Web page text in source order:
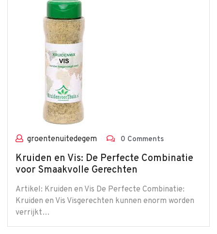
groentenuitedegem 0 Comments
Kruiden en Vis: De Perfecte Combinatie
voor Smaakvolle Gerechten
Artikel: Kruiden en Vis De Perfecte Combinatie:
Kruiden en Vis Visgerechten kunnen enorm worden
verrijkt…